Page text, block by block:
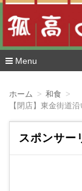
Menu
ホーム
和食
【閉店】東金街道
スポンサー